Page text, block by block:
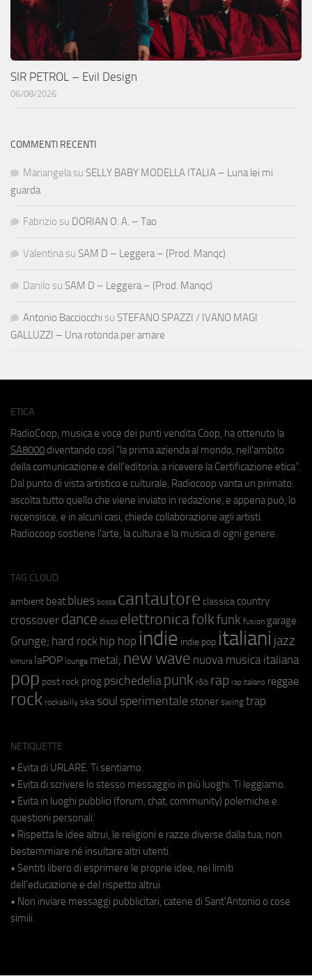
SIR PETROL – Evil Design
06/08/2026
COMMENTI RECENTI
Mariangela su SELLY BABY MODELLA ITALIA – Luna lei mi
guarda
Fabrizio su DORIAN O. A. – Tao
Valentina su SAM D – Leggera – (Prod. Manqc)
Danilo su SAM D – Leggera – (Prod. Manqc)
Antonio Bacciocchi su STEFANO SPAZZI / IVANO MAGI
GALLUZZI – Una rotonda per amare
ETICA
RadioCoop, musica e voce dei punti vendita Coop, ha ottenuto la
SA8000 diventando così "la prima azienda al mondo, nell'ambito
della comunicazione e dell'editoria, a ricevere la Certificazione etica".
Dal punto di vista artistico e culturale, Radiocoop vanta un primato:
ascolta tutto quello che viene inviato in redazione, e appena può, lo
recensisce, e in alcuni casi, chiede collaborazione agli artisti.
Radiocoop sostiene l'arte, la cultura e la musica di ogni genere.
TAG CLOUD
ambient beat blues bossa cantautore classica country
crossover dance disco elettronicafolkfunk fusion garage
Grunge; hard rock hip hop indie indie pop italiani jazz
kimura laPOP lounge metal; new wave nuova musica italiana
pop post rock prog psichedeliapunk r&b rap rap italiano reggae
rock rockabilly ska soul sperimentale stoner swing trap
NETIQUETTE
• Evita di URLARE. Ti sentiamo.
• Evita di scrivere lo stesso messaggio in più luoghi. Ti leggiamo.
• Evita in luoghi pubblici (forum, chat, community) polemiche e
questioni personali.
• Rispetta le idee altrui, le religioni e razze diverse dalla tua, non
bestemmiare né insultare altri utenti.
• Sentiti libero di esprimere le proprie idee, nei limiti
dell'educazione e del rispetto altrui.
• Non inviare messaggi pubblicitari, catene di Sant'Antonio o cose
simili.